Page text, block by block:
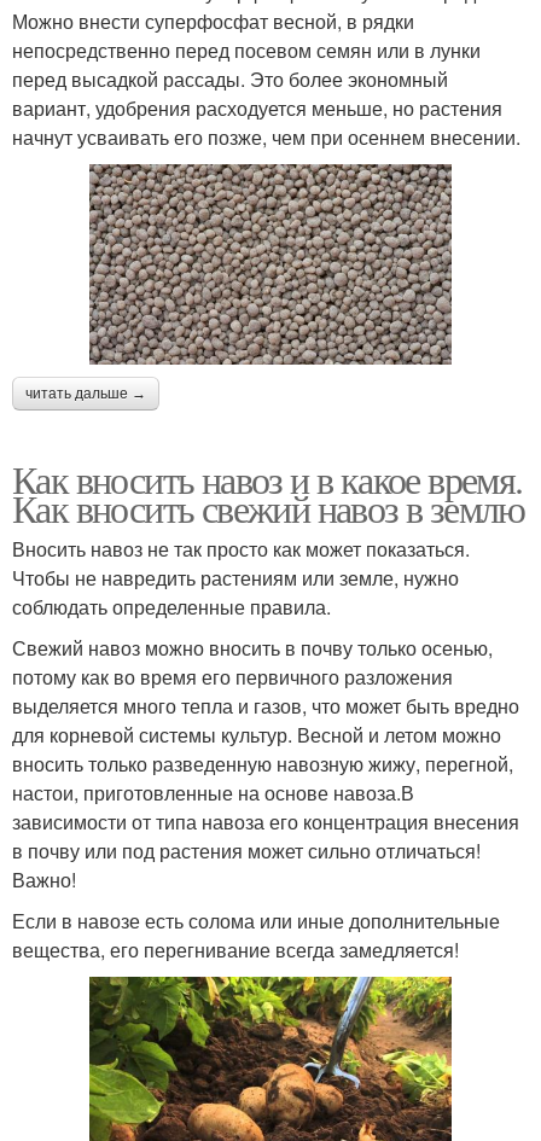
Можно внести суперфосфат весной, в рядки
непосредственно перед посевом семян или в лунки
перед высадкой рассады. Это более экономный
вариант, удобрения расходуется меньше, но растения
начнут усваивать его позже, чем при осеннем внесении.
читать дальше →
Как вносить навоз и в какое время.
Как вносить свежий навоз в землю
Вносить навоз не так просто как может показаться.
Чтобы не навредить растениям или земле, нужно
соблюдать определенные правила.
Свежий навоз можно вносить в почву только осенью,
потому как во время его первичного разложения
выделяется много тепла и газов, что может быть вредно
для корневой системы культур. Весной и летом можно
вносить только разведенную навозную жижу, перегной,
настои, приготовленные на основе навоза.В
зависимости от типа навоза его концентрация внесения
в почву или под растения может сильно отличаться!
Важно!
Если в навозе есть солома или иные дополнительные
вещества, его перегнивание всегда замедляется!